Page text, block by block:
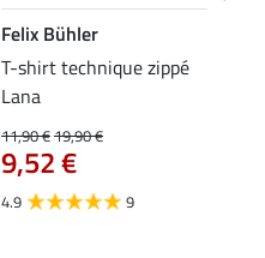
Felix Bühler
T-shirt technique zippé
Lana
11,90 €19,90 €
9,52 €
4.9 9